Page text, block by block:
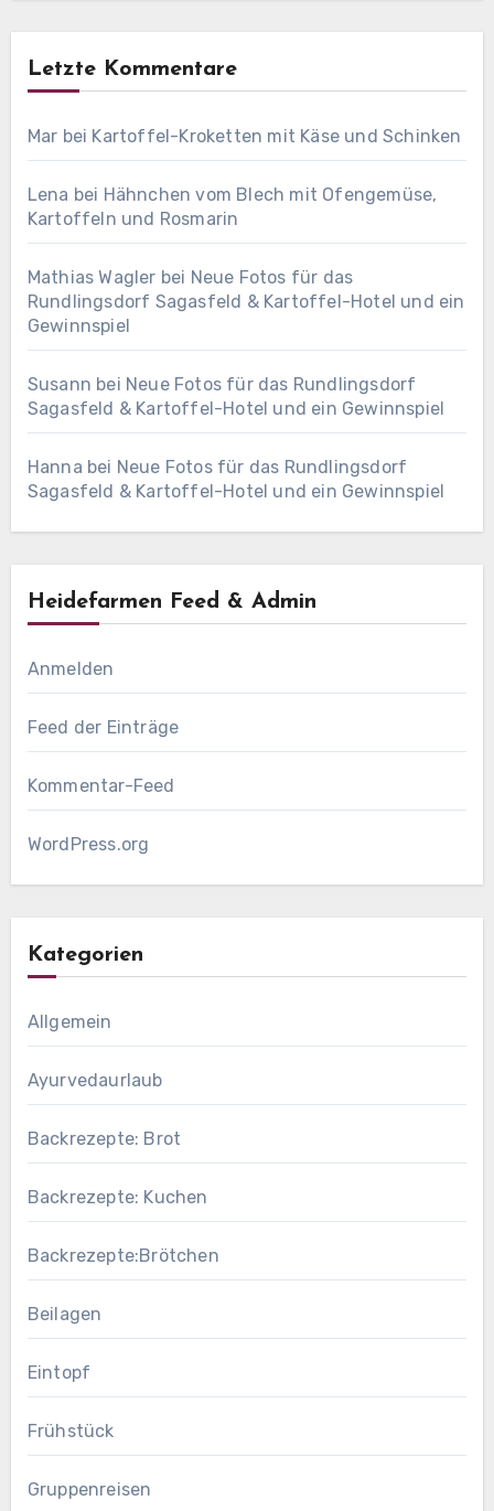
Letzte Kommentare
Mar bei Kartoffel-Kroketten mit Käse und Schinken
Lena bei Hähnchen vom Blech mit Ofengemüse,
Kartoffeln und Rosmarin
Mathias Wagler bei Neue Fotos für das
Rundlingsdorf Sagasfeld & Kartoffel-Hotel und ein
Gewinnspiel
Susann bei Neue Fotos für das Rundlingsdorf
Sagasfeld & Kartoffel-Hotel und ein Gewinnspiel
Hanna bei Neue Fotos für das Rundlingsdorf
Sagasfeld & Kartoffel-Hotel und ein Gewinnspiel
Heidefarmen Feed & Admin
Anmelden
Feed der Einträge
Kommentar-Feed
WordPress.org
Kategorien
Allgemein
Ayurvedaurlaub
Backrezepte: Brot
Backrezepte: Kuchen
Backrezepte:Brötchen
Beilagen
Eintopf
Frühstück
Gruppenreisen